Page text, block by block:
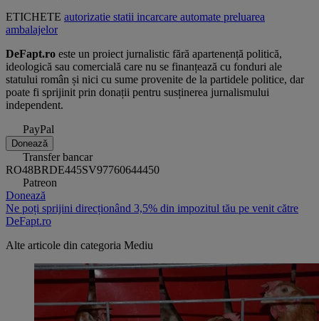
ETICHETE autorizatie statii incarcare automate preluarea
ambalajelor
DeFapt.ro este un proiect jurnalistic fără apartenență politică,
ideologică sau comercială care nu se finanțează cu fonduri ale
statului român și nici cu sume provenite de la partidele politice, dar
poate fi sprijinit prin donații pentru susținerea jurnalismului
independent.
PayPal
Donează
Transfer bancar
RO48BRDE445SV97760644450
Patreon
Donează
Ne poți sprijini direcționând 3,5% din impozitul tău pe venit către
DeFapt.ro
Alte articole din categoria Mediu